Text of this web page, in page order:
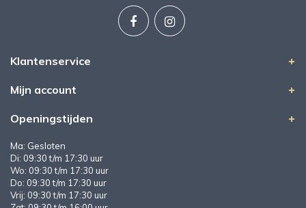
Klantenservice
Mijn account
Openingstijden
Ma: Gesloten
Di: 09:30 t/m 17:30 uur
Wo: 09:30 t/m 17:30 uur
Do: 09:30 t/m 17:30 uur
Vrij: 09:30 t/m 17:30 uur